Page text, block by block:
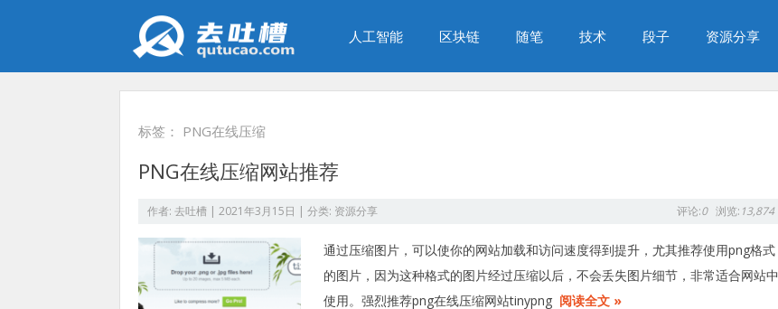
人工智能 区块链 随笔 技术 段子 资源分享
标签： PNG在线压缩
PNG在线压缩网站推荐
作者: 去吐槽 | 2021年3月15日 | 分类: 资源分享 评论:0 浏览: 13,874
通过压缩图片，可以使你的网站加载和访问速度得到提升，尤其推荐使用png格式
的图片，因为这种格式的图片经过压缩以后，不会丢失图片细节，非常适合网站中
使用。强烈推荐png在线压缩网站tinypng 阅读全文 »